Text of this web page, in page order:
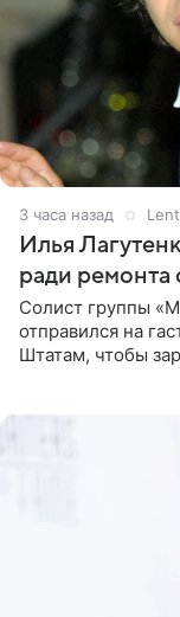
3 часа назад
Илья
ради
Солист группы
отправился на
Штатам, чтобы